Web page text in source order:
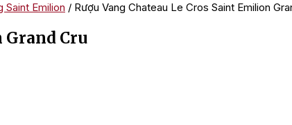
Saint Emilion / Rượu Vang Chateau Le Cros Saint Emilion
Grand Cru